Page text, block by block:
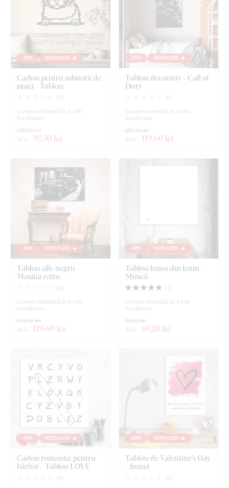
-30% REDUCERI 🔥
Cadou pentru iubitorii de
pisici - Tablou
( 0)
Livrare estimată în 3 zile
lucrătoare
de la 97,30 lei
139,00 lei
-25% REDUCERI 🔥
Tablou decorativ - Call of
Duty
( 0)
Livrare estimată în 4 zile
lucrătoare
de la 119,60 lei
159,50 lei
-25% REDUCERI 🔥
Tablou alb-negru -
Mașină retro
( 0)
Livrare estimată în 4 zile
lucrătoare
de la 119,60 lei
159,50 lei
-30% REDUCERI 🔥
Tablou haios din lemn -
Muscă
( 1 )
Livrare estimată în 4 zile
lucrătoare
de la 69,20 lei
98,80 lei
-25% REDUCERI 🔥
Cadou romantic pentru
bărbat - Tablou LOVE
( 0)
-25% REDUCERI 🔥
Tablou de Valentine’s Day
- Inimă
( 0)